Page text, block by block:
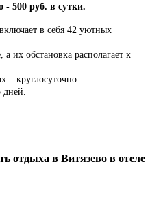
- 500 руб. в сутки.
в себя 42 уютных
их обстановка располагает к
– круглосуточно.
отдыха в Витязево в отеле